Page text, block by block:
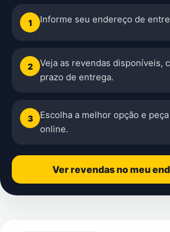
1 Informe seu endereço de
2
Veja as revendas disponíveis,
prazo de entrega.
3
Escolha a melhor opção e
online.
Ver revendas no meu